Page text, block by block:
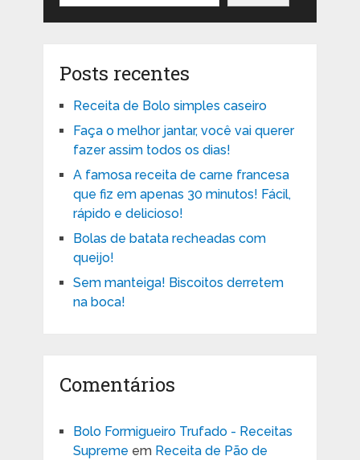
Posts recentes
Receita de Bolo simples caseiro
Faça o melhor jantar, você vai querer
fazer assim todos os dias!
A famosa receita de carne francesa
que fiz em apenas 30 minutos! Fácil,
rápido e delicioso!
Bolas de batata recheadas com
queijo!
Sem manteiga! Biscoitos derretem
na boca!
Comentários
Bolo Formigueiro Trufado - Receitas
Supreme em Receita de Pão de